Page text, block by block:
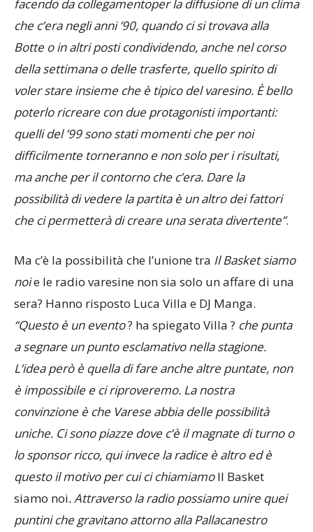
facendo da collegamentoper la diffusione di un clima
che c’era negli anni ’90, quando ci si trovava alla
Botte o in altri posti condividendo, anche nel corso
della settimana o delle trasferte, quello spirito di
voler stare insieme che è tipico del varesino. È bello
poterlo ricreare con due protagonisti importanti:
quelli del ’99 sono stati momenti che per noi
difficilmente torneranno e non solo per i risultati,
ma anche per il contorno che c’era. Dare la
possibilità di vedere la partita è un altro dei fattori
che ci permetterà di creare una serata divertente”.
Ma c’è la possibilità che l’unione tra Il Basket siamo
noie le radio varesine non sia solo un affare di una
sera? Hanno risposto Luca Villa e DJ Manga.
“Questo è un evento? ha spiegato Villa ? che punta
a segnare un punto esclamativo nella stagione.
L’idea però è quella di fare anche altre puntate, non
è impossibile e ci riproveremo. La nostra
convinzione è che Varese abbia delle possibilità
uniche. Ci sono piazze dove c’è il magnate di turno o
lo sponsor ricco, qui invece la radice è altro ed è
questo il motivo per cui ci chiamiamoIl Basket
siamo noi. Attraverso la radio possiamo unire quei
puntini che gravitano attorno alla Pallacanestro